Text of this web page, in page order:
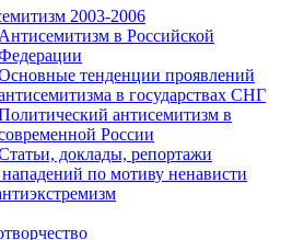
2003-2006
в Российской
тенденции проявлений
в государствах СНГ
антисемитизм в
России
доклады, репортажи
по мотиву ненависти